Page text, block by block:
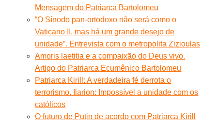
Mensagem do Patriarca Bartolomeu
“O Sínodo pan-ortodoxo não será como o
Vaticano II, mas há um grande desejo de
unidade”. Entrevista com o metropolita Zizioulas
Amoris laetitia e a compaixão do Deus vivo.
Artigo do Patriarca Ecumênico Bartolomeu
Patriarca Kirill: A verdadeira fé derrota o
terrorismo. Ilarion: Impossível a unidade com os
católicos
O futuro de Putin de acordo com Patriarca Kirill